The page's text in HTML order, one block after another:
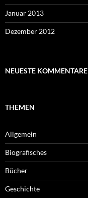
Januar 2013
Dezember 2012
NEUESTE KOMMENTARE
THEMEN
Allgemein
Biografisches
Bücher
Geschichte